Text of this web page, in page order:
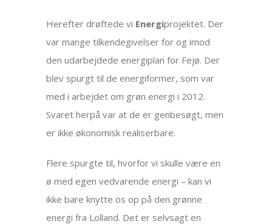
Herefter drøftede vi Energiprojektet. Der
var mange tilkendegivelser for og imod
den udarbejdede energiplan for Fejø. Der
blev spurgt til de energiformer, som var
med i arbejdet om grøn energi i 2012.
Svaret herpå var at de er genbesøgt, men
er ikke økonomisk realiserbare.
Flere spurgte til, hvorfor vi skulle være en
ø med egen vedvarende energi – kan vi
ikke bare knytte os op på den grønne
energi fra Lolland. Det er selvsagt en